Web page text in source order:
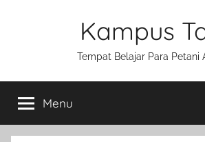
Kampus
Tempat Belajar Para Petani
Menu